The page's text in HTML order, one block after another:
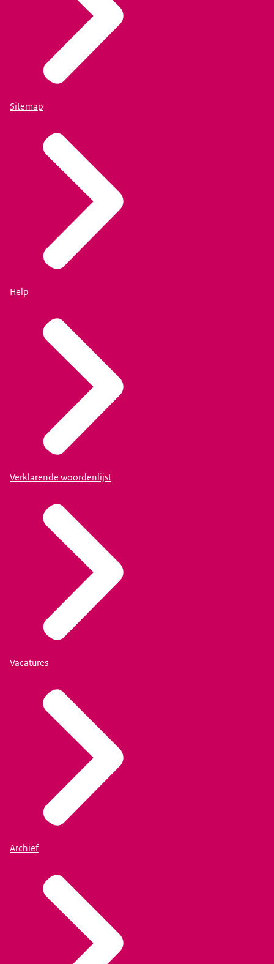
Sitemap
Help
Verklarende woordenlijst
Vacatures
Archief